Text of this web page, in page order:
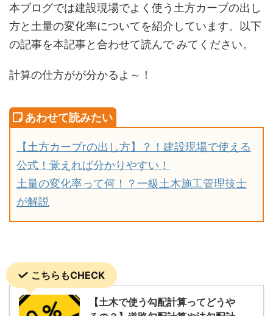
本ブログでは建設現場でよく使う土方カーブの出し
方と土量の変化率についてを紹介しています。以下
の記事を本記事と合わせて読んで みてください。
計算の仕方がが分かるよ～！
【土方カーブrの出し方】？！建設現場で使える
公式！覚えれば分かりやすい！
土量の変化率って何！？一級土木施工管理技士
が解説
こちらもCHECK
【土木で使う勾配計算ってどうや